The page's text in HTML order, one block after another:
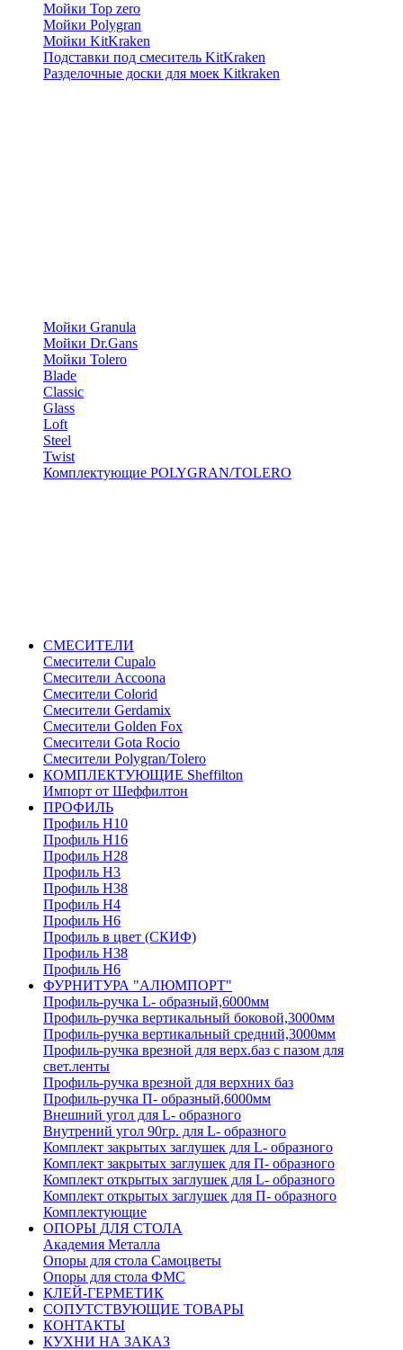
Мойки Top zero
Мойки Polygran
Мойки KitKraken
Подставки под смеситель KitKraken
Разделочные доски для моек Kitkraken
Мойки Granula
Мойки Dr.Gans
Мойки Tolero
Blade
Classic
Glass
Loft
Steel
Twist
Комплектующие POLYGRAN/TOLERO
СМЕСИТЕЛИ
Cмесители Cupalo
Смесители Accoona
Смесители Colorid
Смесители Gerdamix
Смесители Golden Fox
Смесители Gota Rocio
Смесители Polygran/Tolero
КОМПЛЕКТУЮЩИЕ Sheffilton
Импорт от Шеффилтон
ПРОФИЛЬ
Профиль H10
Профиль H16
Профиль H28
Профиль H3
Профиль H38
Профиль H4
Профиль H6
Профиль в цвет (СКИФ)
Профиль H38
Профиль H6
ФУРНИТУРА "АЛЮМПОРТ"
Профиль-ручка L- образный,6000мм
Профиль-ручка вертикальный боковой,3000мм
Профиль-ручка вертикальный средний,3000мм
Профиль-ручка врезной для верх.баз с пазом для
свет.ленты
Профиль-ручка врезной для верхних баз
Профиль-ручка П- образный,6000мм
Внешний угол для L- образного
Внутрений угол 90гр. для L- образного
Комплект закрытых заглушек для L- образного
Комплект закрытых заглушек для П- образного
Комплект открытых заглушек для L- образного
Комплект открытых заглушек для П- образного
Комплектующие
ОПОРЫ ДЛЯ СТОЛА
Академия Металла
Опоры для стола Самоцветы
Опоры для стола ФМС
КЛЕЙ-ГЕРМЕТИК
СОПУТСТВУЮЩИЕ ТОВАРЫ
КОНТАКТЫ
КУХНИ НА ЗАКАЗ